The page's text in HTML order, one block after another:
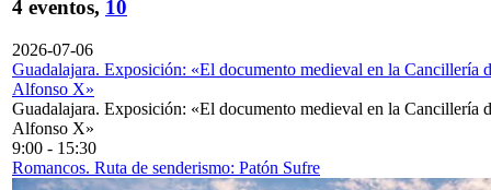
4 eventos, 10
2026-07-06
Guadalajara. Exposición: «El documento medieval en la Cancillería
Alfonso X»
Guadalajara. Exposición: «El documento medieval en la Cancillería
Alfonso X»
9:00 - 15:30
Romancos. Ruta de senderismo: Patón Sufre